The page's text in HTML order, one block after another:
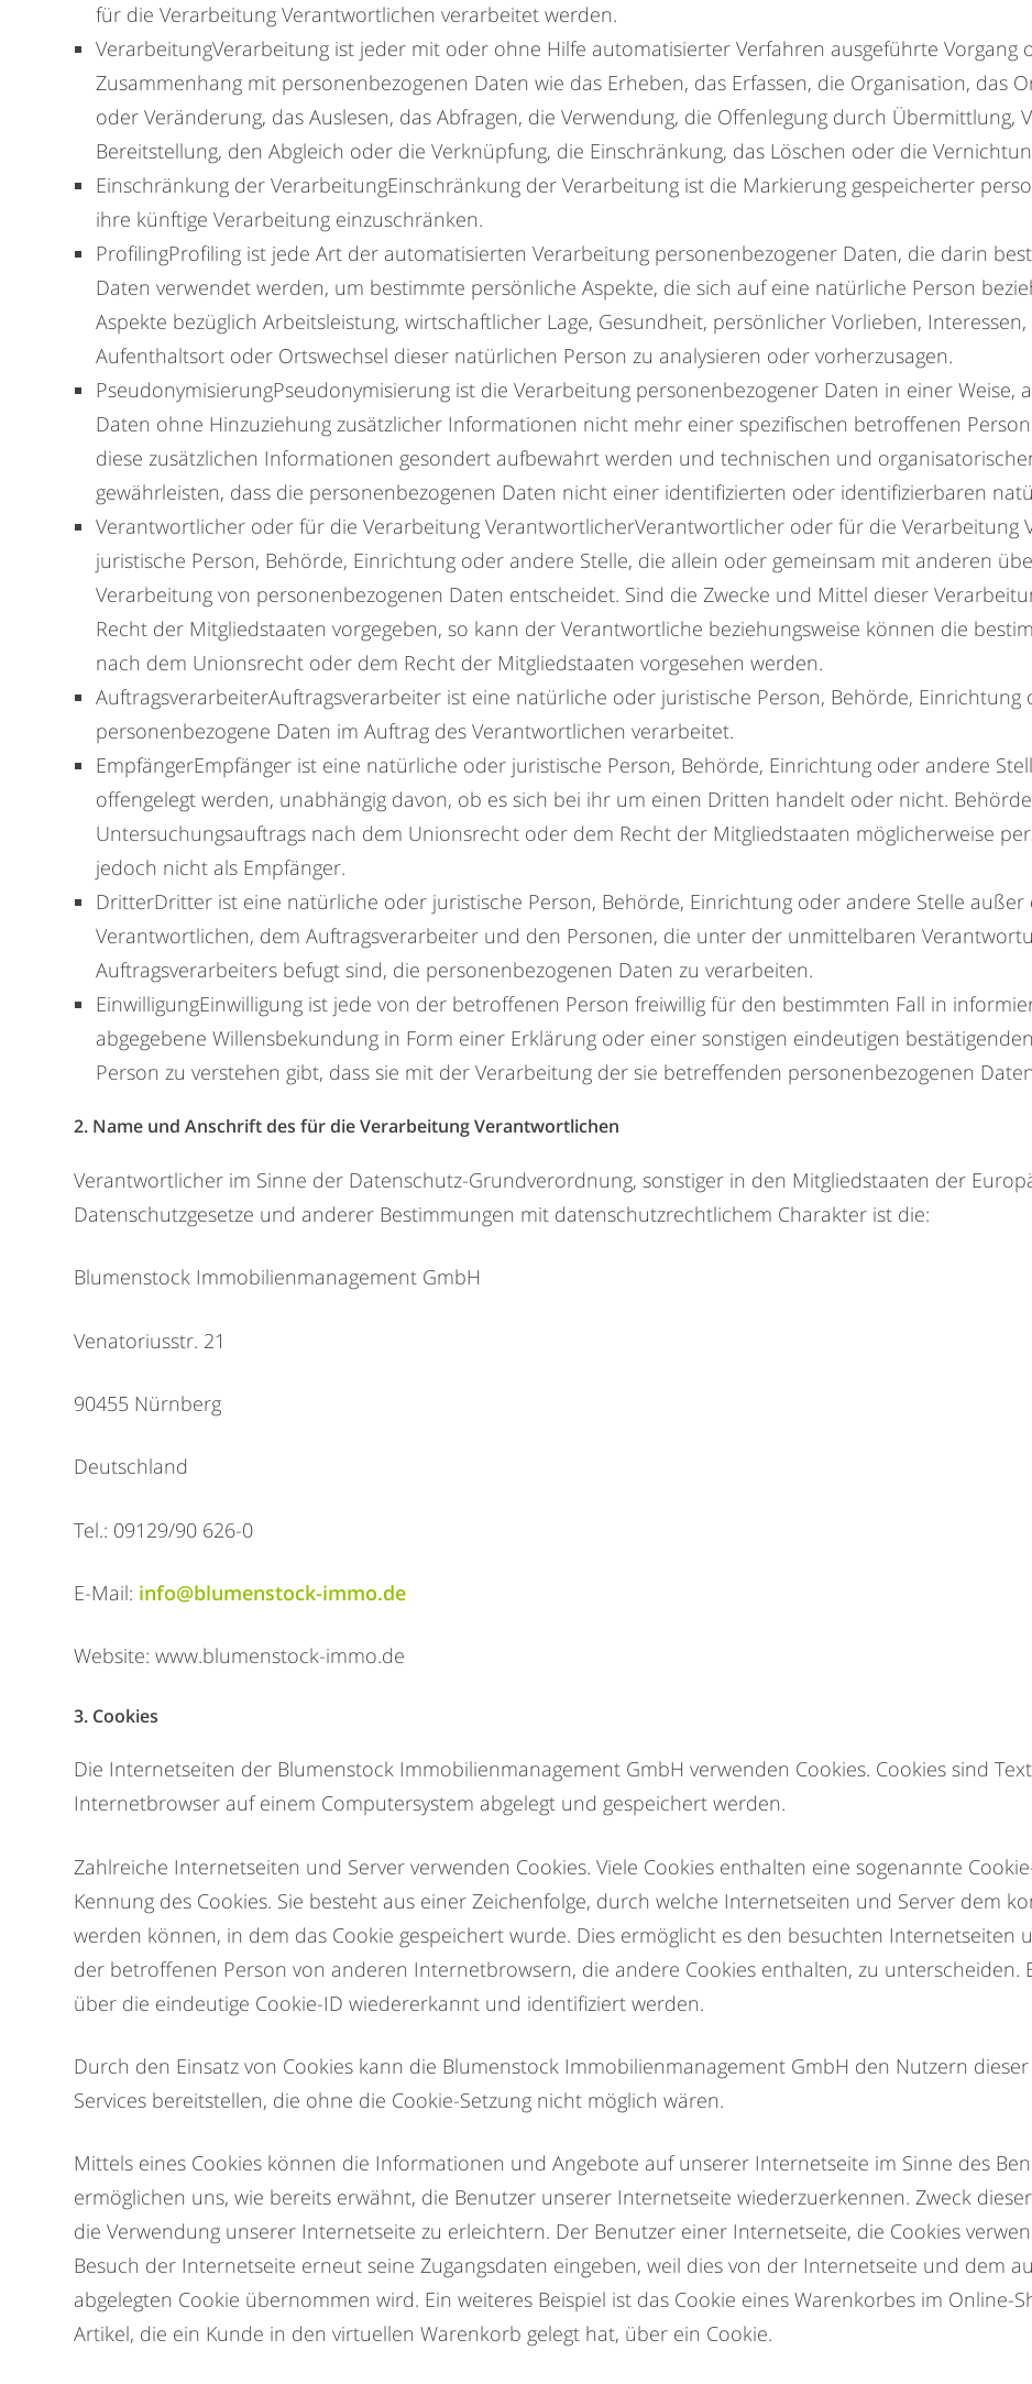
für die Verarbeitung Verantwortlichen verarbeitet werden.
VerarbeitungVerarbeitung ist jeder mit oder ohne Hilfe automatisierter Verfahren ausgeführte Vorgang
Zusammenhang mit personenbezogenen Daten wie das Erheben, das Erfassen, die Organisation, das
oder Veränderung, das Auslesen, das Abfragen, die Verwendung, die Offenlegung durch
Bereitstellung, den Abgleich oder die Verknüpfung, die Einschränkung, das Löschen oder die
Einschränkung der VerarbeitungEinschränkung der Verarbeitung ist die Markierung gespeicherter
ihre künftige Verarbeitung einzuschränken.
ProfilingProfiling ist jede Art der automatisierten Verarbeitung personenbezogener Daten, die darin
Daten verwendet werden, um bestimmte persönliche Aspekte, die sich auf eine natürliche Person
Aspekte bezüglich Arbeitsleistung, wirtschaftlicher Lage, Gesundheit, persönlicher Vorlieben, Interessen,
Aufenthaltsort oder Ortswechsel dieser natürlichen Person zu analysieren oder vorherzusagen.
PseudonymisierungPseudonymisierung ist die Verarbeitung personenbezogener Daten in einer Weise,
Daten ohne Hinzuziehung zusätzlicher Informationen nicht mehr einer spezifischen betroffenen
diese zusätzlichen Informationen gesondert aufbewahrt werden und technischen und
gewährleisten, dass die personenbezogenen Daten nicht einer identifizierten oder identifizierbaren
Verantwortlicher oder für die Verarbeitung VerantwortlicherVerantwortlicher oder für die
juristische Person, Behörde, Einrichtung oder andere Stelle, die allein oder gemeinsam mit anderen
Verarbeitung von personenbezogenen Daten entscheidet. Sind die Zwecke und Mittel dieser
Recht der Mitgliedstaaten vorgegeben, so kann der Verantwortliche beziehungsweise können die
nach dem Unionsrecht oder dem Recht der Mitgliedstaaten vorgesehen werden.
AuftragsverarbeiterAuftragsverarbeiter ist eine natürliche oder juristische Person, Behörde, Einrichtung
personenbezogene Daten im Auftrag des Verantwortlichen verarbeitet.
EmpfängerEmpfänger ist eine natürliche oder juristische Person, Behörde, Einrichtung oder andere
offengelegt werden, unabhängig davon, ob es sich bei ihr um einen Dritten handelt oder nicht.
Untersuchungsauftrags nach dem Unionsrecht oder dem Recht der Mitgliedstaaten möglicherweise
jedoch nicht als Empfänger.
DritterDritter ist eine natürliche oder juristische Person, Behörde, Einrichtung oder andere Stelle
Verantwortlichen, dem Auftragsverarbeiter und den Personen, die unter der unmittelbaren
Auftragsverarbeiters befugt sind, die personenbezogenen Daten zu verarbeiten.
EinwilligungEinwilligung ist jede von der betroffenen Person freiwillig für den bestimmten Fall in
abgegebene Willensbekundung in Form einer Erklärung oder einer sonstigen eindeutigen
Person zu verstehen gibt, dass sie mit der Verarbeitung der sie betreffenden personenbezogenen
2. Name und Anschrift des für die Verarbeitung Verantwortlichen
Verantwortlicher im Sinne der Datenschutz-Grundverordnung, sonstiger in den Mitgliedstaaten der
Datenschutzgesetze und anderer Bestimmungen mit datenschutzrechtlichem Charakter ist die:
Blumenstock Immobilienmanagement GmbH
Venatoriusstr. 21
90455 Nürnberg
Deutschland
Tel.: 09129/90 626-0
E-Mail: info@blumenstock-immo.de
Website: www.blumenstock-immo.de
3. Cookies
Die Internetseiten der Blumenstock Immobilienmanagement GmbH verwenden Cookies. Cookies sind
Internetbrowser auf einem Computersystem abgelegt und gespeichert werden.
Zahlreiche Internetseiten und Server verwenden Cookies. Viele Cookies enthalten eine sogenannte
Kennung des Cookies. Sie besteht aus einer Zeichenfolge, durch welche Internetseiten und Server dem
werden können, in dem das Cookie gespeichert wurde. Dies ermöglicht es den besuchten Internetseiten
der betroffenen Person von anderen Internetbrowsern, die andere Cookies enthalten, zu
über die eindeutige Cookie-ID wiedererkannt und identifiziert werden.
Durch den Einsatz von Cookies kann die Blumenstock Immobilienmanagement GmbH den Nutzern
Services bereitstellen, die ohne die Cookie-Setzung nicht möglich wären.
Mittels eines Cookies können die Informationen und Angebote auf unserer Internetseite im Sinne des
ermöglichen uns, wie bereits erwähnt, die Benutzer unserer Internetseite wiederzuerkennen. Zweck
die Verwendung unserer Internetseite zu erleichtern. Der Benutzer einer Internetseite, die Cookies
Besuch der Internetseite erneut seine Zugangsdaten eingeben, weil dies von der Internetseite und dem
abgelegten Cookie übernommen wird. Ein weiteres Beispiel ist das Cookie eines Warenkorbes im Online-
Artikel, die ein Kunde in den virtuellen Warenkorb gelegt hat, über ein Cookie.